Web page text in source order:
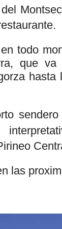
del
todo
que va
hasta
sendero
las